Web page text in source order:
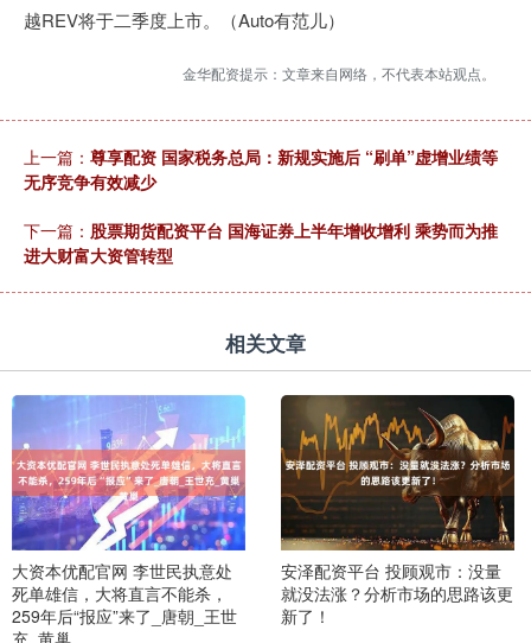
越REV将于二季度上市。（Auto有范儿）
金华配资提示：文章来自网络，不代表本站观点。
上一篇： 尊享配资 国家税务总局：新规实施后 “刷单”虚增业绩等
无序竞争有效减少
下一篇： 股票期货配资平台 国海证券上半年增收增利 乘势而为推
进大财富大资管转型
相关文章
大资本优配官网 李世民执意处
死单雄信，大将直言不能杀，
259年后“报应”来了_唐朝_王世
充_黄巢
安泽配资平台 投顾观市：没量
就没法涨？分析市场的思路该更
新了！